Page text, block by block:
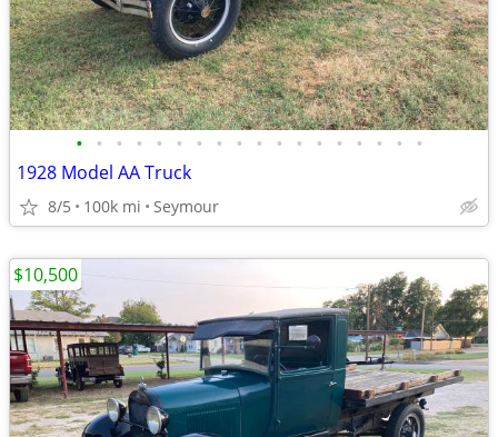
• • • • • • • • • • • • • • • • • •
1928 Model AA Truck
8/5 100k mi Seymour
$10,500